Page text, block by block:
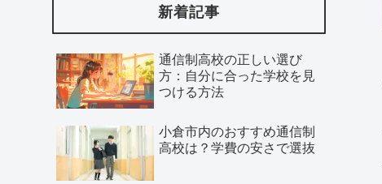
新着記事
通信制高校の正しい選び
方：自分に合った学校を見
つける方法
小倉市内のおすすめ通信制
高校は？学費の安さで選抜